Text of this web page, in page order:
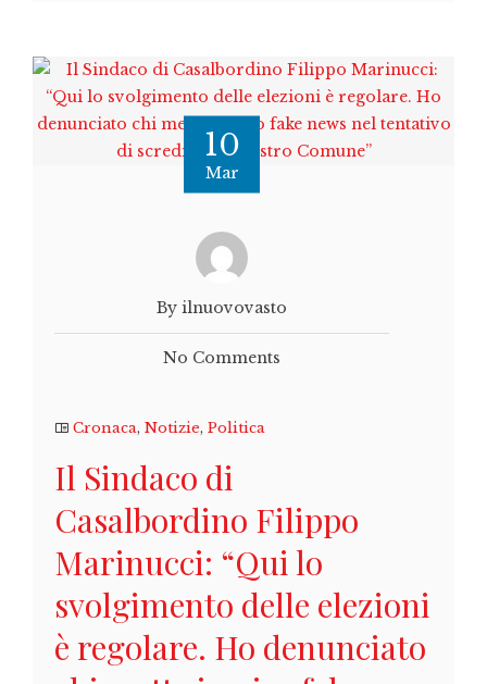
10
Mar
By ilnuovovasto
No Comments
Cronaca, Notizie, Politica
Il Sindaco di
Casalbordino Filippo
Marinucci: “Qui lo
svolgimento delle elezioni
è regolare. Ho denunciato